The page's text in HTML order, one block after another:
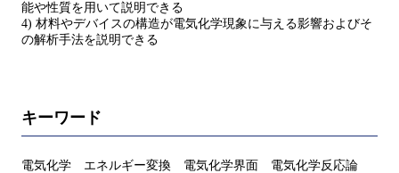
能や性質を用いて説明できる
4) 材料やデバイスの構造が電気化学現象に与える影響およびそ
の解析手法を説明できる
キーワード
電気化学 エネルギー変換 電気化学界面 電気化学反応論